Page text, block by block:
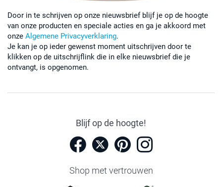
Door in te schrijven op onze nieuwsbrief blijf je op de hoogte
van onze producten en speciale acties en ga je akkoord met
onze Algemene Privacyverklaring.
Je kan je op ieder gewenst moment uitschrijven door te
klikken op de uitschrijflink die in elke nieuwsbrief die je
ontvangt, is opgenomen.
Blijf op de hoogte!
Shop met vertrouwen